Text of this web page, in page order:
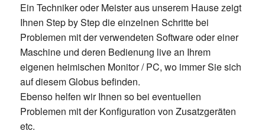
Ein Techniker oder Meister aus unserem Hause zeigt
Ihnen Step by Step die einzelnen Schritte bei
Problemen mit der verwendeten Software oder einer
Maschine und deren Bedienung live an Ihrem
eigenen heimischen Monitor / PC, wo immer Sie sich
auf diesem Globus befinden.
Ebenso helfen wir Ihnen so bei eventuellen
Problemen mit der Konfiguration von Zusatzgeräten
etc.